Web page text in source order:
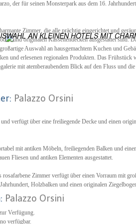
AN KLEINEN HOTELS MIT
der für seinen Monsterpark aus dem 16. Jahrhundert
Zimmer, die alle prächtig eingerichtet und
und originalen Kassettendecken ausgestattet sind.
Auswahl an hausgemachtem Kuchen und
und erlesenen regionalen Produkten. Das Frühstück
mit atemberaubendem Blick auf den Fluss und die
Palazzo Orsini
verfügt über eine freiliegende Decke und einen
mit antiken Möbeln, freiliegenden Balken und
Fliesen und antiken Elementen ausgestattet.
rosafarbene Zimmer verfügt über einen Vorraum mit
Holzbalken und einen originalen
Palazzo Orsini
Verfügung.
verfügbar.